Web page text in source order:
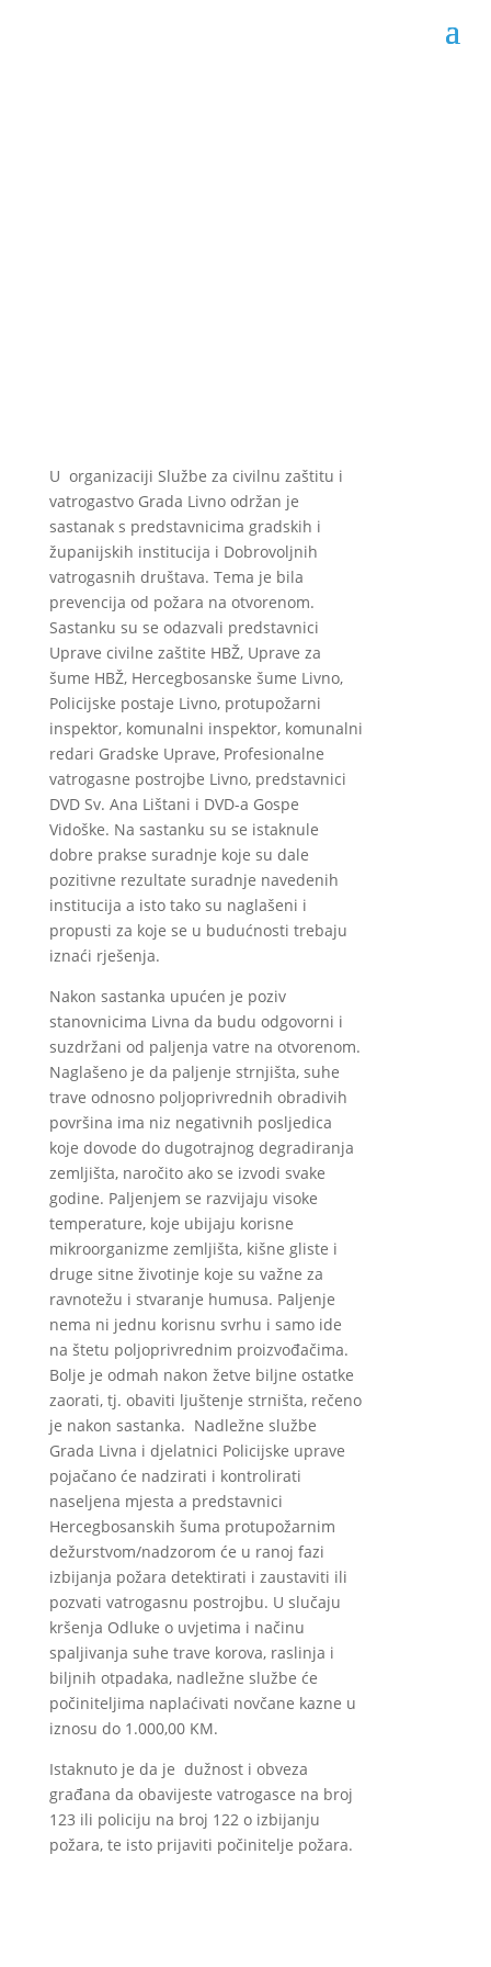
U organizaciji Službe za civilnu zaštitu i
vatrogastvo Grada Livno održan je
sastanak s predstavnicima gradskih i
županijskih institucija i Dobrovoljnih
vatrogasnih društava. Tema je bila
prevencija od požara na otvorenom.
Sastanku su se odazvali predstavnici
Uprave civilne zaštite HBŽ, Uprave za
šume HBŽ, Hercegbosanske šume Livno,
Policijske postaje Livno, protupožarni
inspektor, komunalni inspektor, komunalni
redari Gradske Uprave, Profesionalne
vatrogasne postrojbe Livno, predstavnici
DVD Sv. Ana Lištani i DVD-a Gospe
Vidoške. Na sastanku su se istaknule
dobre prakse suradnje koje su dale
pozitivne rezultate suradnje navedenih
institucija a isto tako su naglašeni i
propusti za koje se u budućnosti trebaju
iznaći rješenja.
Nakon sastanka upućen je poziv
stanovnicima Livna da budu odgovorni i
suzdržani od paljenja vatre na otvorenom.
Naglašeno je da paljenje strnjišta, suhe
trave odnosno poljoprivrednih obradivih
površina ima niz negativnih posljedica
koje dovode do dugotrajnog degradiranja
zemljišta, naročito ako se izvodi svake
godine. Paljenjem se razvijaju visoke
temperature, koje ubijaju korisne
mikroorganizme zemljišta, kišne gliste i
druge sitne životinje koje su važne za
ravnotežu i stvaranje humusa. Paljenje
nema ni jednu korisnu svrhu i samo ide
na štetu poljoprivrednim proizvođačima.
Bolje je odmah nakon žetve biljne ostatke
zaorati, tj. obaviti ljuštenje strništa, rečeno
je nakon sastanka. Nadležne službe
Grada Livna i djelatnici Policijske uprave
pojačano će nadzirati i kontrolirati
naseljena mjesta a predstavnici
Hercegbosanskih šuma protupožarnim
dežurstvom/nadzorom će u ranoj fazi
izbijanja požara detektirati i zaustaviti ili
pozvati vatrogasnu postrojbu. U slučaju
kršenja Odluke o uvjetima i načinu
spaljivanja suhe trave korova, raslinja i
biljnih otpadaka, nadležne službe će
počiniteljima naplaćivati novčane kazne u
iznosu do 1.000,00 KM.
Istaknuto je da je dužnost i obveza
građana da obavijeste vatrogasce na broj
123 ili policiju na broj 122 o izbijanju
požara, te isto prijaviti počinitelje požara.